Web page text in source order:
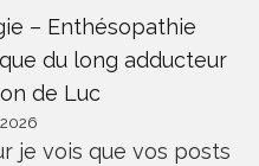
– Enthésopathie
du long adducteur
de Luc
je vois que vos posts